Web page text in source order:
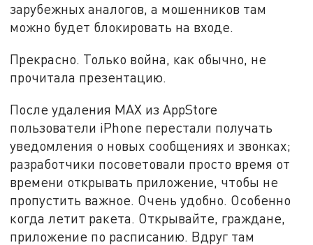
зарубежных аналогов, а мошенников там
можно будет блокировать на входе.
Прекрасно. Только война, как обычно, не
прочитала презентацию.
После удаления MAX из AppStore
пользователи iPhone перестали получать
уведомления о новых сообщениях и звонках;
разработчики посоветовали просто время от
времени открывать приложение, чтобы не
пропустить важное. Очень удобно. Особенно
когда летит ракета. Открывайте, граждане,
приложение по расписанию. Вдруг там